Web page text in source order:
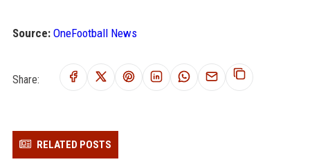
Source: OneFootball News
Share:
RELATED POSTS